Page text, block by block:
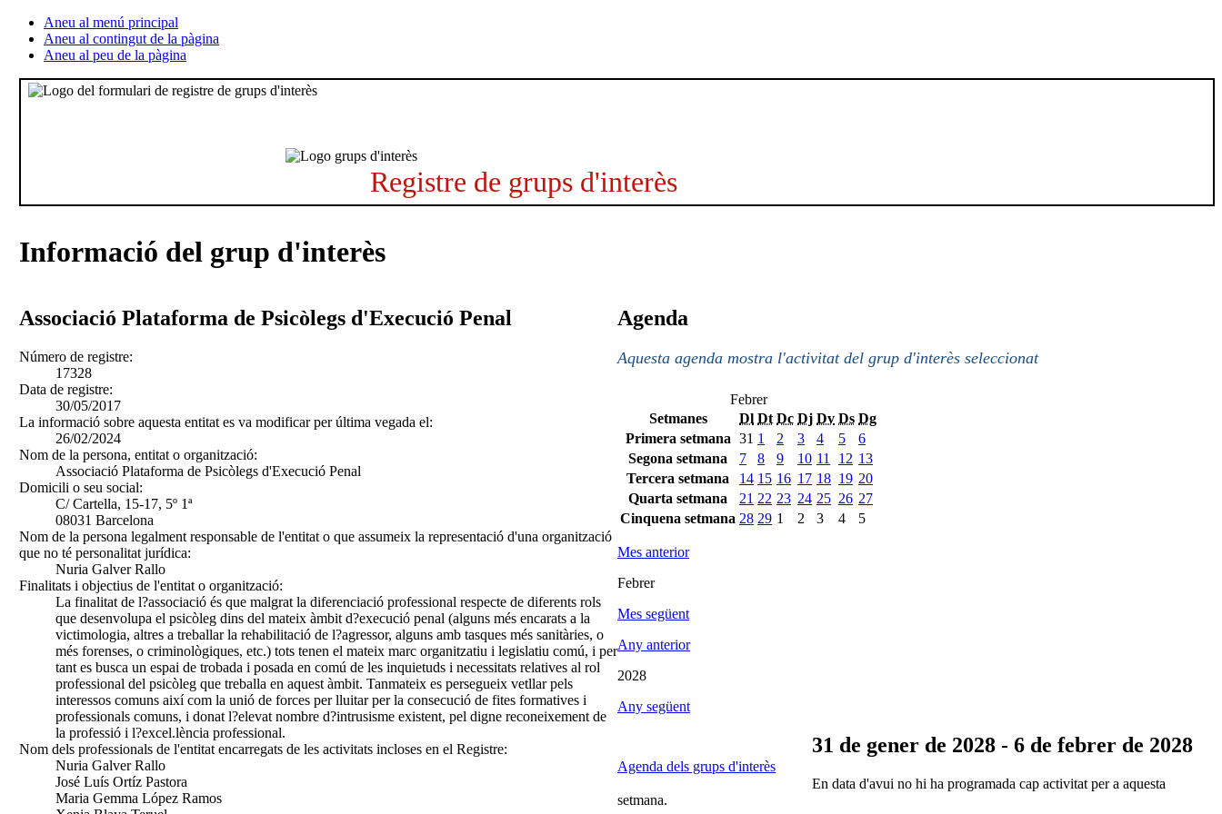
Aneu al menú principal
Aneu al contingut de la pàgina
Aneu al peu de la pàgina
Registre de grups d'interès
Informació del grup d'interès
Associació Plataforma de Psicòlegs d'Execució Penal
Número de registre:
17328
Data de registre:
30/05/2017
La informació sobre aquesta entitat es va modificar per última vegada el:
26/02/2024
Nom de la persona, entitat o organització:
Associació Plataforma de Psicòlegs d'Execució Penal
Domicili o seu social:
C/ Cartella, 15-17, 5º 1ª
08031 Barcelona
Nom de la persona legalment responsable de l'entitat o que assumeix la representació d'una organització
que no té personalitat jurídica:
Nuria Galver Rallo
Finalitats i objectius de l'entitat o organització:
La finalitat de l?associació és que malgrat la diferenciació professional respecte de diferents rols
que desenvolupa el psicòleg dins del mateix àmbit d?execució penal (alguns més encarats a la
victimologia, altres a treballar la rehabilitació de l?agressor, alguns amb tasques més sanitàries, o
més forenses, o criminològiques, etc.) tots tenen el mateix marc organitzatiu i legislatiu comú, i per
tant es busca un espai de trobada i posada en comú de les inquietuds i necessitats relatives al rol
professional del psicòleg que treballa en aquest àmbit. Tanmateix es persegueix vetllar pels
interessos comuns així com la unió de forces per lluitar per la consecució de fites formatives i
professionals comuns, i donat l?elevat nombre d?intrusisme existent, pel digne reconeixement de
la professió i l?excel.lència professional.
Nom dels professionals de l'entitat encarregats de les activitats incloses en el Registre:
Nuria Galver Rallo
José Luís Ortíz Pastora
Maria Gemma López Ramos
Agenda
Aquesta agenda mostra l'activitat del grup d'interès seleccionat
Febrer
Setmanes
Dl Dt Dc Dj Dv Ds Dg
Primera setmana 31 1 2 3 4 5
6
Segona setmana
7 8 9 10 11 12 13
Tercera setmana
14 15 16 17 18 19 20
Quarta setmana
21 22 23 24 25 26 27
Cinquena setmana 28 29 1 2 3 4 5
Mes anterior
Febrer
Mes següent
Any anterior
2028
Any següent
Agenda dels grups d'interès
31 de gener de 2028 - 6 de febrer de 2028
En data d'avui no hi ha programada cap activitat per a aquesta
setmana.